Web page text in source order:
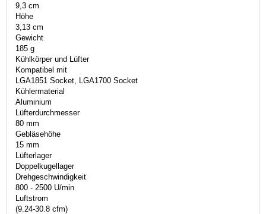
9,3 cm
Höhe
3,13 cm
Gewicht
185 g
Kühlkörper und Lüfter
Kompatibel mit
LGA1851 Socket, LGA1700 Socket
Kühlermaterial
Aluminium
Lüfterdurchmesser
80 mm
Gebläsehöhe
15 mm
Lüfterlager
Doppelkugellager
Drehgeschwindigkeit
800 - 2500 U/min
Luftstrom
(9.24-30.8 cfm)